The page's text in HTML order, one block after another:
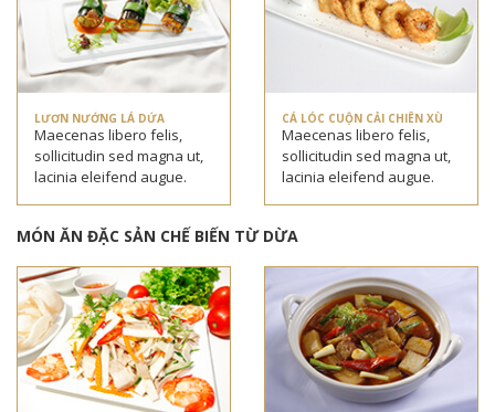
LƯƠN NƯỚNG LÁ DỨA
Maecenas libero felis,
sollicitudin sed magna ut,
lacinia eleifend augue.
CÁ LÓC CUỘN CẢI CHIÊN XÙ
Maecenas libero felis,
sollicitudin sed magna ut,
lacinia eleifend augue.
MÓN ĂN ĐẶC SẢN CHẾ BIẾN TỪ DỪA